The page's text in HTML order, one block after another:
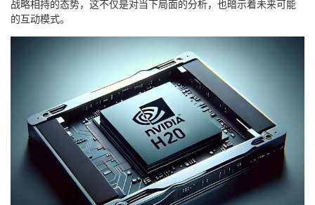
战略相持的态势，这不仅是对当下局面的分析，也暗示着未来可能
的互动模式。